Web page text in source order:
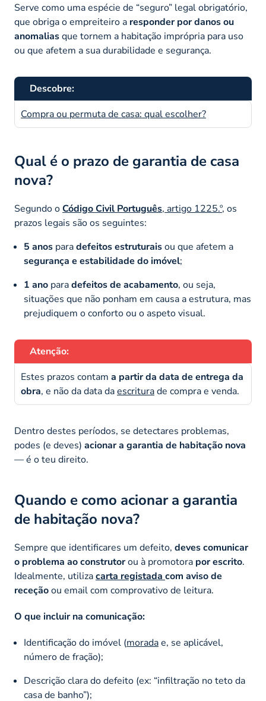
Serve como uma espécie de “seguro” legal obrigatório,
que obriga o empreiteiro a responder por danos ou
anomaliasque tornem a habitação imprópria para uso
ou que afetem a sua durabilidade e segurança.
Descobre:
Compra ou permuta de casa: qual escolher?
Qual é o prazo de garantia de casa
nova?
Segundo oCódigo Civil Português, artigo 1225.º, os
prazos legais são os seguintes:
5 anos paradefeitos estruturaisou que afetem a
segurança e estabilidade do imóvel;
1 ano paradefeitos de acabamento, ou seja,
situações que não ponham em causa a estrutura, mas
prejudiquem o conforto ou o aspeto visual.
Atenção:
Estes prazos contam a partir da data de entrega da
obra, e não da data daescriturade compra e venda.
Dentro destes períodos, se detectares problemas,
podes (e deves) acionar a garantia de habitação nova
— é o teu direito.
Quando e como acionar a garantia
de habitação nova?
Sempre que identificares um defeito, deves comunicar
o problema ao construtorou à promotora por escrito.
Idealmente, utilizacarta registada com aviso de
receçãoou email com comprovativo de leitura.
O que incluir na comunicação:
Identificação do imóvel (moradae, se aplicável,
número de fração);
Descrição clara do defeito (ex: “infiltração no teto da
casa de banho”);